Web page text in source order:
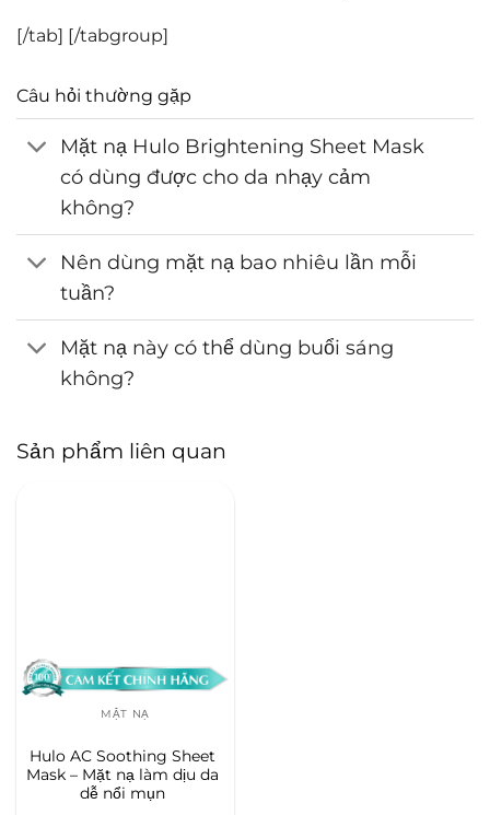
[/tab] [/tabgroup]
Câu hỏi thường gặp
Mặt nạ Hulo Brightening Sheet Mask
có dùng được cho da nhạy cảm
không?
Nên dùng mặt nạ bao nhiêu lần mỗi
tuần?
Mặt nạ này có thể dùng buổi sáng
không?
Sản phẩm liên quan
MẶT NẠ
Hulo AC Soothing Sheet
Mask – Mặt nạ làm dịu da
dễ nổi mụn